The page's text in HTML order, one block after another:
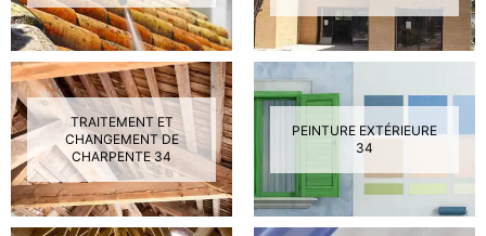
TRAITEMENT ET
CHANGEMENT DE
CHARPENTE 34
PEINTURE EXTÉRIEURE
34